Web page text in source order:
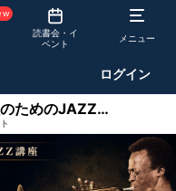
読書会・イ
ベント
メニュー
ログイン
【名古屋】初心者と挫折組のためのJAZZ講座〜生誕100周年 マイルス・デイヴィス特集